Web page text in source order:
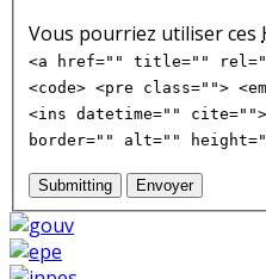
Vous pourriez utiliser ces
<a href="" title=""
<code> <pre class="">
<ins datetime=""
border="" alt=""
Submitting Envoyer